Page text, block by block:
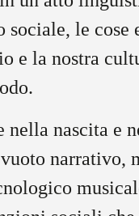
le cose
e la nostra
nascita e
narrativo,